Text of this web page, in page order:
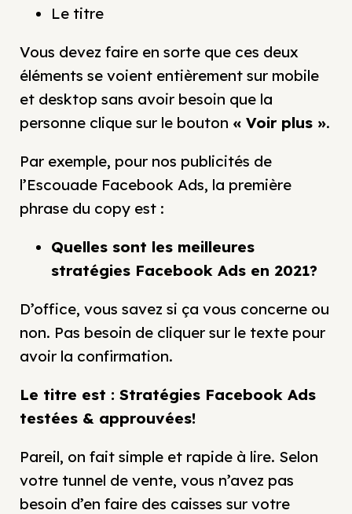
Le titre
Vous devez faire en sorte que ces deux
éléments se voient entièrement sur mobile
et desktop sans avoir besoin que la
personne clique sur le bouton « Voir plus ».
Par exemple, pour nos publicités de
l’Escouade Facebook Ads, la première
phrase du copy est :
Quelles sont les meilleures
stratégies Facebook Ads en 2021?
D’office, vous savez si ça vous concerne ou
non. Pas besoin de cliquer sur le texte pour
avoir la confirmation.
Le titre est : Stratégies Facebook Ads
testées & approuvées!
Pareil, on fait simple et rapide à lire. Selon
votre tunnel de vente, vous n’avez pas
besoin d’en faire des caisses sur votre